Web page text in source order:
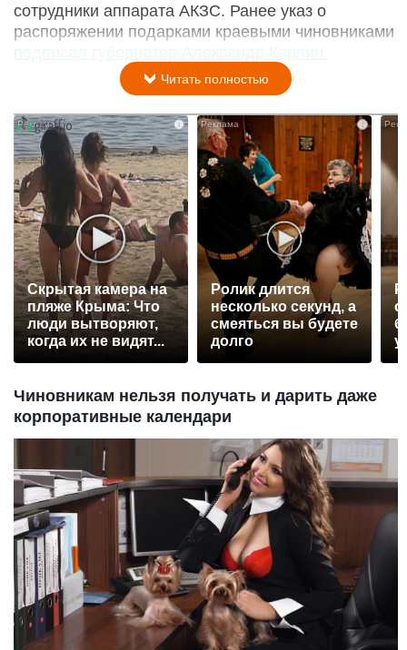
сотрудники аппарата АКЗС. Ранее указ о
распоряжении подарками краевыми чиновниками
подписал губернатор Александр Карлин.
Читать полностью
i
Скрытая камера на
пляже Крыма: Что
люди вытворяют,
когда их не видят...
Ролик длится
несколько секунд, а
смеяться вы будете
долго
Чиновникам нельзя получать и дарить даже
корпоративные календари